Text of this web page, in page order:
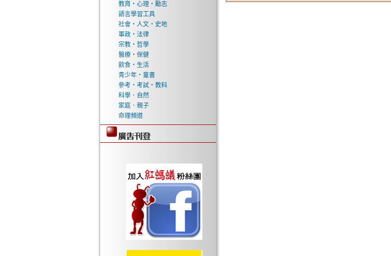
教育‧心理‧勵志
語言學習工具
社會‧人文‧史地
軍政‧法律
宗教‧哲學
醫療‧保健
飲食‧生活
青少年‧童書
參考‧考試‧教科
科學．自然
家庭．親子
命理頻道